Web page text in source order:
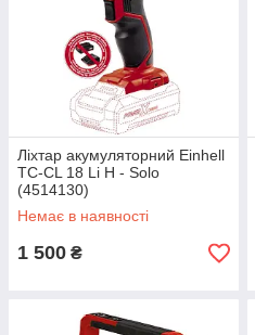
Ліхтар акумуляторний Einhell
TC-CL 18 Li H - Solo
(4514130)
Немає в наявності
1 500 ₴